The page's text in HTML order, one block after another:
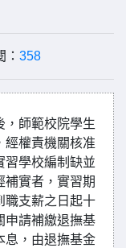
358
，師範校院學生
經權責機關核准
習學校編制缺並
補實者，實習期
職支薪之日起十
申請補繳退撫基
息，由退撫基金